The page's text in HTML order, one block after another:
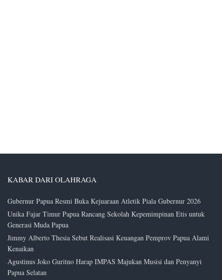
KABAR DARI OLAHRAGA
Gubernur Papua Resmi Buka Kejuaraan Atletik Piala Gubernur 2026
Unika Fajar Timur Papua Rancang Sekolah Kepemimpinan Etis untuk
Generasi Muda Papua
Jimmy Alberto Thesia Sebut Realisasi Keuangan Pemprov Papua Alami
Kenaikan
Agustinus Joko Guritno Harap IMPAS Majukan Musisi dan Penyanyi
Papua Selatan